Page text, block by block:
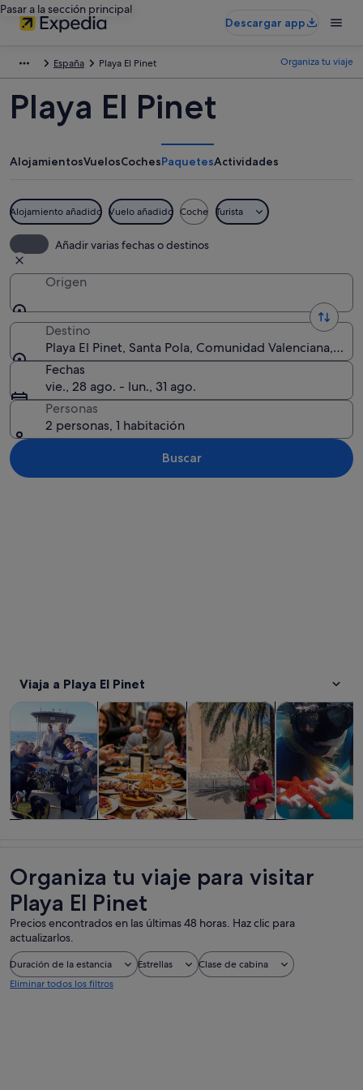
Pasar a la sección principal
Descargar app
España Playa El Pinet Organiza tu viaje
Playa El Pinet
AlojamientosVuelosCochesPaquetesActividades
Alojamiento añadido Vuelo añadido Coche Turista
Añadir varias fechas o destinos
Origen
Destino
Playa El Pinet, Santa Pola, Comunidad Valenciana,
Fechas
vie., 28 ago. - lun., 31 ago.
Personas
2 personas, 1 habitación
Buscar
Viaja a Playa El Pinet
Visitas guiadas y excursiones de un díaSe abre en una
Comidas, bebidas y vida nocturnaSe abre en
Historia y culturaSe abre en
Actividades
Organiza tu viaje para visitar
Playa El Pinet
Precios encontrados en las últimas 48 horas. Haz clic para
actualizarlos.
Duración de la estancia Estrellas
Clase de cabina
Eliminar todos los filtros